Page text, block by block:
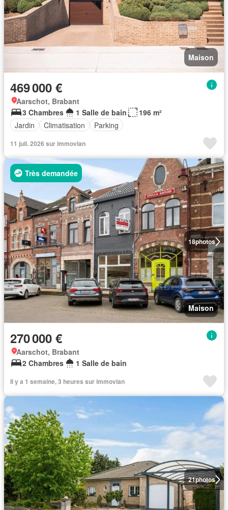
Maison
469 000 €
Aarschot, Brabant
3 Chambres
1 Salle de bain
196 m²
Jardin
Climatisation Parking
11 juil. 2026 sur immovlan
18photos
Très demandée
Maison
270 000 €
Aarschot, Brabant
2 Chambres
1 Salle de bain
Il y a 1 semaine, 3 heures sur immovlan
21photos